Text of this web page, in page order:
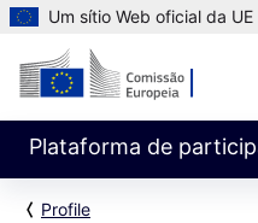
Um sítio Web oficial da UE
Plataforma de
Profile